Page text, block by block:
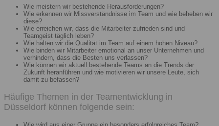
Wie meistern wir bestehende Herausforderungen?
Wie erkennen wir Missverständnisse im Team und wie beheben wir
diese?
Wie erreichen wir, dass die Mitarbeiter zufrieden sind und
Teamgeist täglich leben?
Wie halten wir die Qualität im Team auf einem hohen Niveau?
Wie binden wir Mitarbeiter emotional an unser Unternehmen und
verhindern, dass die Besten uns verlassen?
Wie können wir aktuell bestehende Teams an die Trends der
Zukunft heranführen und wie motivieren wir unsere Leute, sich
damit zu befassen?
Häufige Themen in der Teamentwicklung in
Düsseldorf können folgende sein: